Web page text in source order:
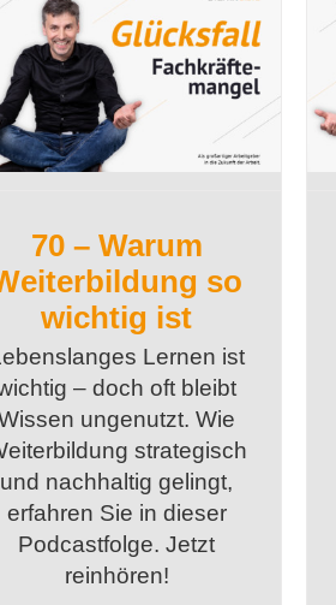
70 – Warum
so
wichtig ist
Lernen ist
– doch oft bleibt
ungenutzt. Wie
strategisch
und nachhaltig gelingt,
erfahren Sie in dieser
Podcastfolge. Jetzt
reinhören!